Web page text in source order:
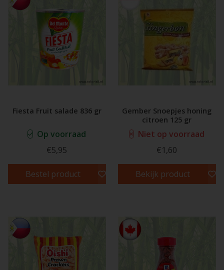
Fiesta Fruit salade 836 gr
Op voorraad
€5,95
Bestel product
Gember Snoepjes honing
citroen 125 gr
Niet op voorraad
€1,60
Bekijk product